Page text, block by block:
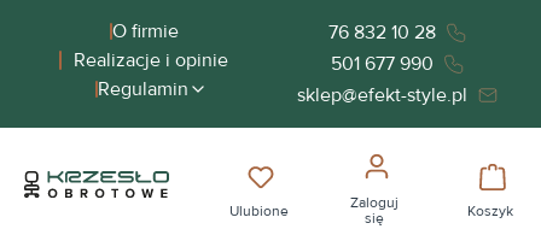
zawartościO firmie
Realizacje i opinie
Regulamin
76 832 10 28
501 677 990
sklep@efekt-style.pl
Masz 0 przedmioty na liście
Ulubione
Zaloguj
się
Koszyk